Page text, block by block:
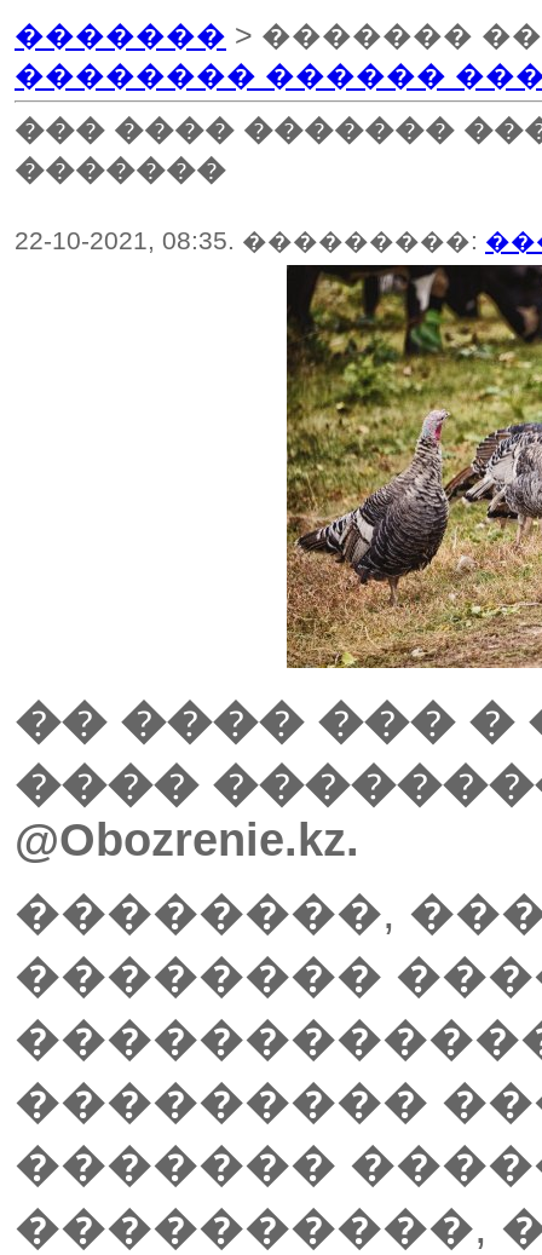
������� > �������
�������� ������
��� ���� �������
�������
22-10-2021, 08:35. ���������:
�� ���� ���
����
@Obozrenie.kz.
��������,
��������
���������
�������
����������,